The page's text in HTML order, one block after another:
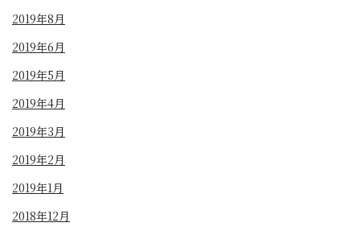
2019年8月
2019年6月
2019年5月
2019年4月
2019年3月
2019年2月
2019年1月
2018年12月